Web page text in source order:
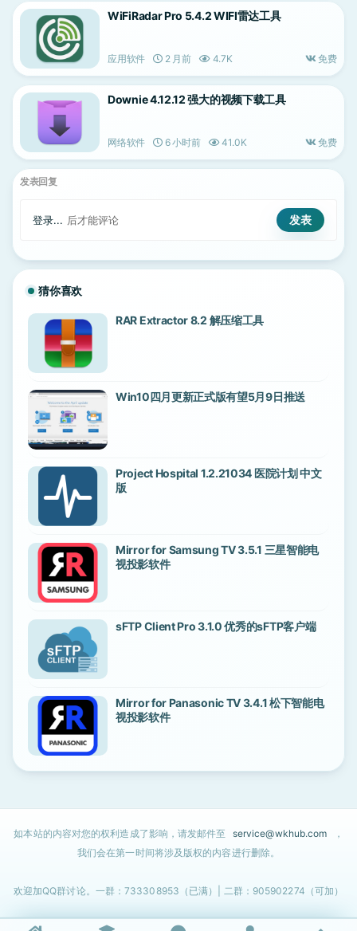
WiFiRadar Pro 5.4.2 WIFI雷达工具
应用软件 2 月前 4.7K 免费
Downie 4.12.12 强大的视频下载工具
网络软件 6 小时前 41.0K 免费
发表回复
登录... 后才能评论
猜你喜欢
RAR Extractor 8.2 解压缩工具
Win10四月更新正式版有望5月9日推送
Project Hospital 1.2.21034 医院计划 中文
版
Mirror for Samsung TV 3.5.1 三星智能电
视投影软件
sFTP Client Pro 3.1.0 优秀的sFTP客户端
Mirror for Panasonic TV 3.4.1 松下智能电
视投影软件
如本站的内容对您的权利造成了影响，请发邮件至 service@wkhub.com
，
我们会在第一时间将涉及版权的内容进行删除。
欢迎加QQ群讨论。一群：733308953（已满）| 二群：905902274（可加）